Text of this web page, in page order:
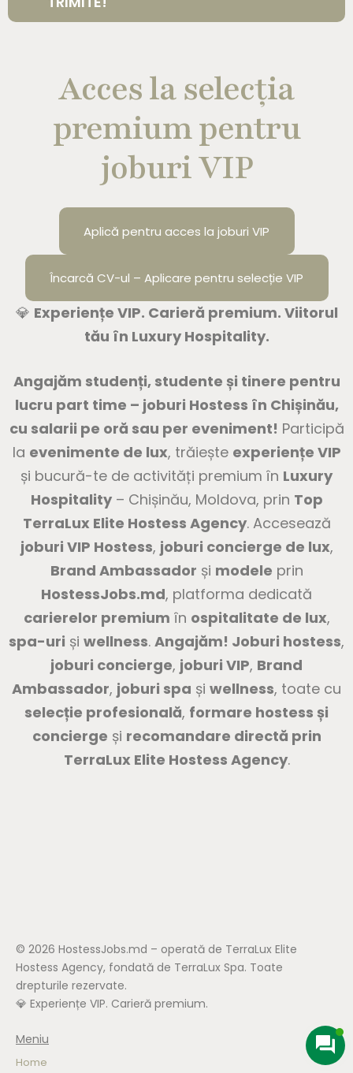
Acces la selecția
premium pentru
joburi VIP
Aplică pentru acces la joburi VIP
Încarcă CV-ul – Aplicare pentru selecție VIP
💎 Experiențe VIP. Carieră premium. Viitorul
tău în Luxury Hospitality.
Angajăm studenți, studente și tinere pentru
lucru part time – joburi Hostess în Chișinău,
cu salarii pe oră sau per eveniment! Participă
la evenimente de lux, trăiește experiențe VIP
și bucură-te de activități premium în Luxury
Hospitality– Chișinău, Moldova, prin Top
TerraLux Elite Hostess Agency. Accesează
joburi VIP Hostess, joburi concierge de lux,
Brand Ambassador și modele prin
HostessJobs.md, platforma dedicată
carierelor premium în ospitalitate de lux,
spa-uri și wellness. Angajăm! Joburi hostess,
joburi concierge, joburi VIP, Brand
Ambassador, joburi spa și wellness, toate cu
selecție profesională, formare hostess și
concierge și recomandare directă prin
TerraLux Elite Hostess Agency.
© 2026 HostessJobs.md – operată de TerraLux Elite
Hostess Agency, fondată de TerraLux Spa. Toate
drepturile rezervate.
💎 Experiențe VIP. Carieră premium.
Meniu
Home